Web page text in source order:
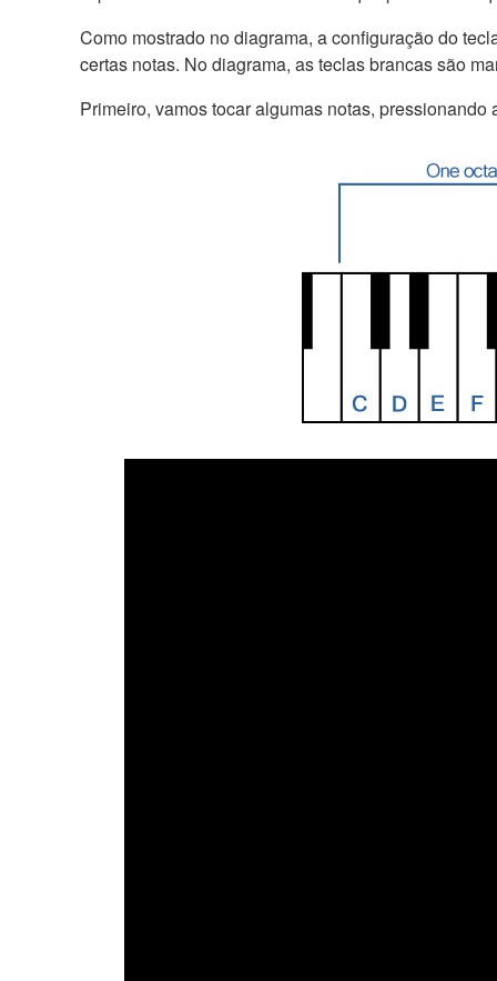
Como mostrado no diagrama, a configuração do
certas notas. No diagrama, as teclas brancas são
Primeiro, vamos tocar algumas notas, pressionando